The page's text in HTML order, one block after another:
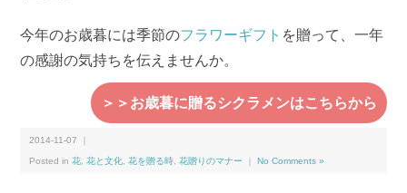
今年のお歳暮には季節のフラワーギフト を贈って、一年
の感謝の気持ちを伝えませんか。
＞＞お歳暮に贈るシクラメンはこちらから
2014-11-07 ｜
Posted in花 ,花と文化 ,花を贈る時 ,花贈りのマナー ｜No Comments »